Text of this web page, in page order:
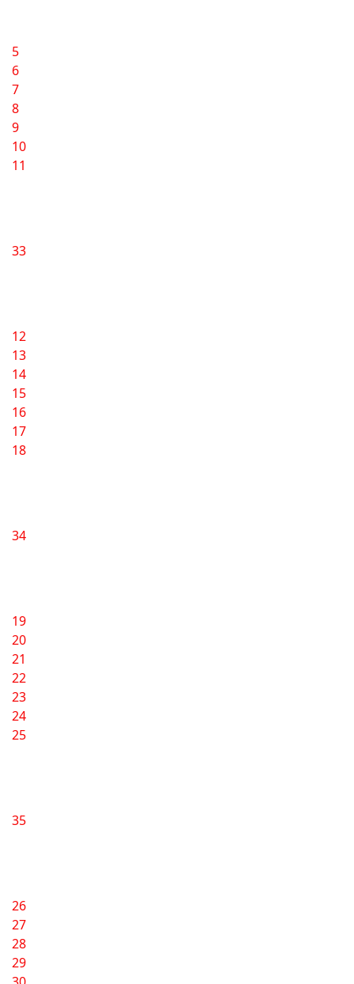
5
6
7
8
9
10
11
33
12
13
14
15
16
17
18
34
19
20
21
22
23
24
25
35
26
27
28
29